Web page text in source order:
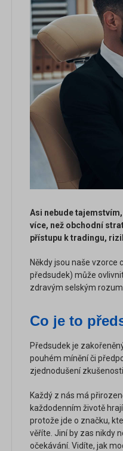
Asi nebude
více, než obchodní
přístupu k tradingu,
Někdy jsou naše vzorce
předsudek) může
zdravým selským
Co je to
Předsudek je
pouhém mínění či
zjednodušení zkušenosti.
Každý z nás má
každodenním životě
protože jde o značku,
věříte. Jiní by zas nikdy
očekávání. Vidíte, jak